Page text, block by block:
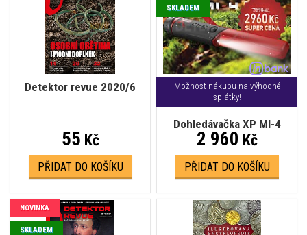
Detektor revue 2020/6
55 Kč
PŘIDAT DO KOŠÍKU
Možnost nákupu na výhodné
splátky!
Dohledávačka XP MI-4
SKLADEM
2 960 Kč
PŘIDAT DO KOŠÍKU
NOVINKA
SKLADEM